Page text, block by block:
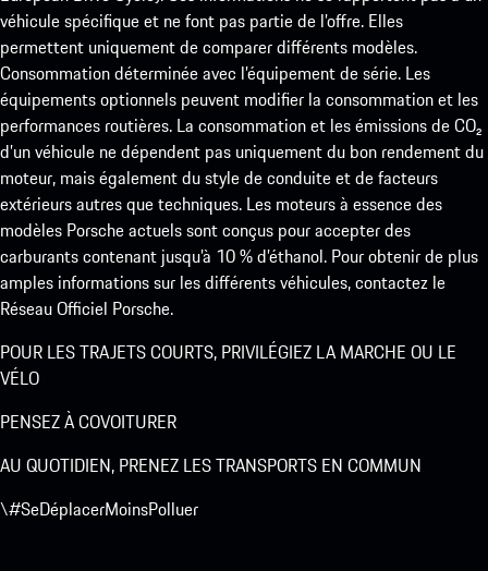
véhicule spécifique et ne font pas partie de l’offre. Elles
permettent uniquement de comparer différents modèles.
Consommation déterminée avec l’équipement de série. Les
équipements optionnels peuvent modifier la consommation et les
performances routières. La consommation et les émissions de CO₂
d’un véhicule ne dépendent pas uniquement du bon rendement du
moteur, mais également du style de conduite et de facteurs
extérieurs autres que techniques. Les moteurs à essence des
modèles Porsche actuels sont conçus pour accepter des
carburants contenant jusqu’à 10 % d’éthanol. Pour obtenir de plus
amples informations sur les différents véhicules, contactez le
Réseau Officiel Porsche.
POUR LES TRAJETS COURTS, PRIVILÉGIEZ LA MARCHE OU LE
VÉLO
PENSEZ À COVOITURER
AU QUOTIDIEN, PRENEZ LES TRANSPORTS EN COMMUN
\#SeDéplacerMoinsPolluer